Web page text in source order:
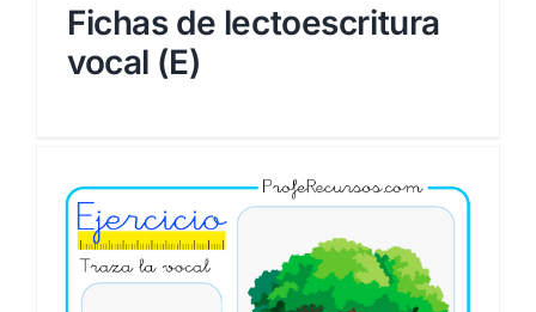
Fichas de lectoescritura
vocal (E)